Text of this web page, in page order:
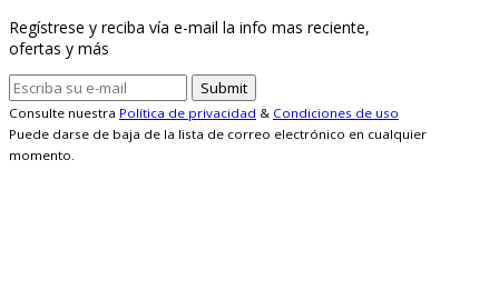
Regístrese y reciba vía e-mail la info mas reciente,
ofertas y más
Consulte nuestra Política de privacidad & Condiciones de uso
Puede darse de baja de la lista de correo electrónico en cualquier
momento.